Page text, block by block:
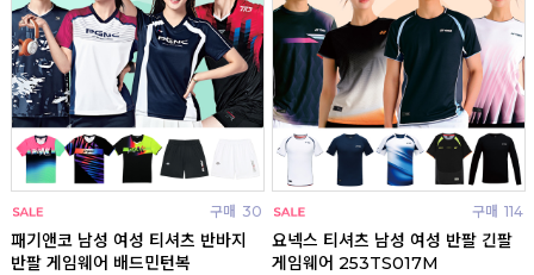
구매 30
패기앤코 남성 여성 티셔츠 반바지
반팔 게임웨어 배드민턴복
구매 114
요넥스 티셔츠 남성 여성 반팔 긴팔
게임웨어 253TS017M